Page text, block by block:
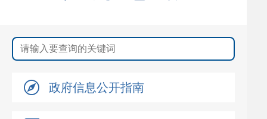
政府信息公开指南